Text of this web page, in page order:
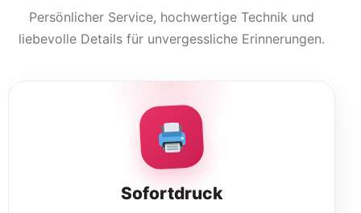
Persönlicher Service, hochwertige Technik und
liebevolle Details für unvergessliche Erinnerungen.
Sofortdruck